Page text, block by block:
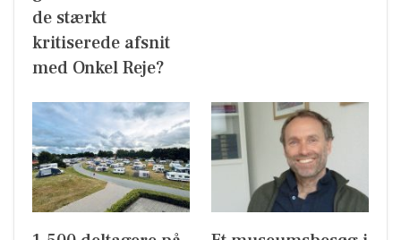
de stærkt
kritiserede afsnit
med Onkel Reje?